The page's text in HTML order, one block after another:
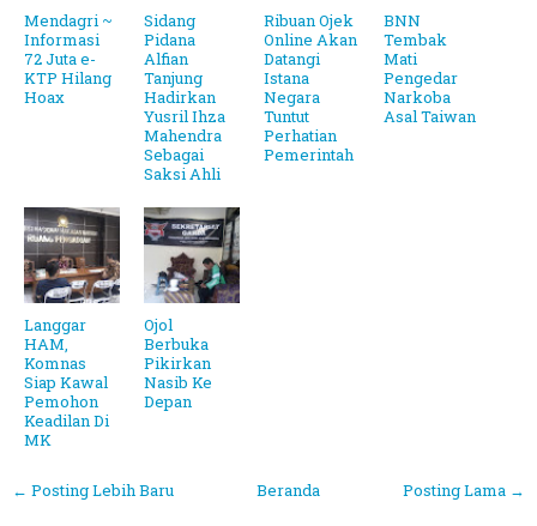
Mendagri ~
Informasi
72 Juta e-
KTP Hilang
Hoax
Sidang
Pidana
Alfian
Tanjung
Hadirkan
Yusril Ihza
Mahendra
Sebagai
Saksi Ahli
Ribuan Ojek
Online Akan
Datangi
Istana
Negara
Tuntut
Perhatian
Pemerintah
BNN
Tembak
Mati
Pengedar
Narkoba
Asal Taiwan
Langgar
HAM,
Komnas
Siap Kawal
Pemohon
Keadilan Di
MK
Ojol
Berbuka
Pikirkan
Nasib Ke
Depan
← Posting Lebih Baru Posting Lama →
Beranda